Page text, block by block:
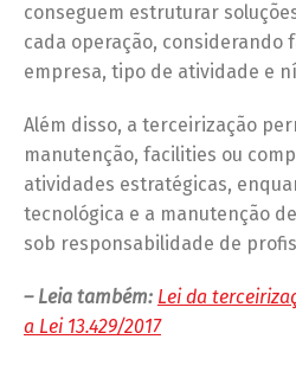
conseguem estruturar
cada operação, considerando
empresa, tipo de atividade e
Além disso, a terceirização
manutenção, facilities ou
atividades estratégicas,
tecnológica e a manutenção
sob responsabilidade de
– Leia também: Lei da
a Lei 13.429/2017